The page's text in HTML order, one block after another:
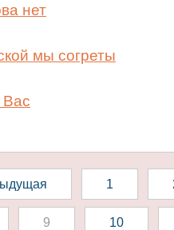
нет
мы согреты
1
9 10